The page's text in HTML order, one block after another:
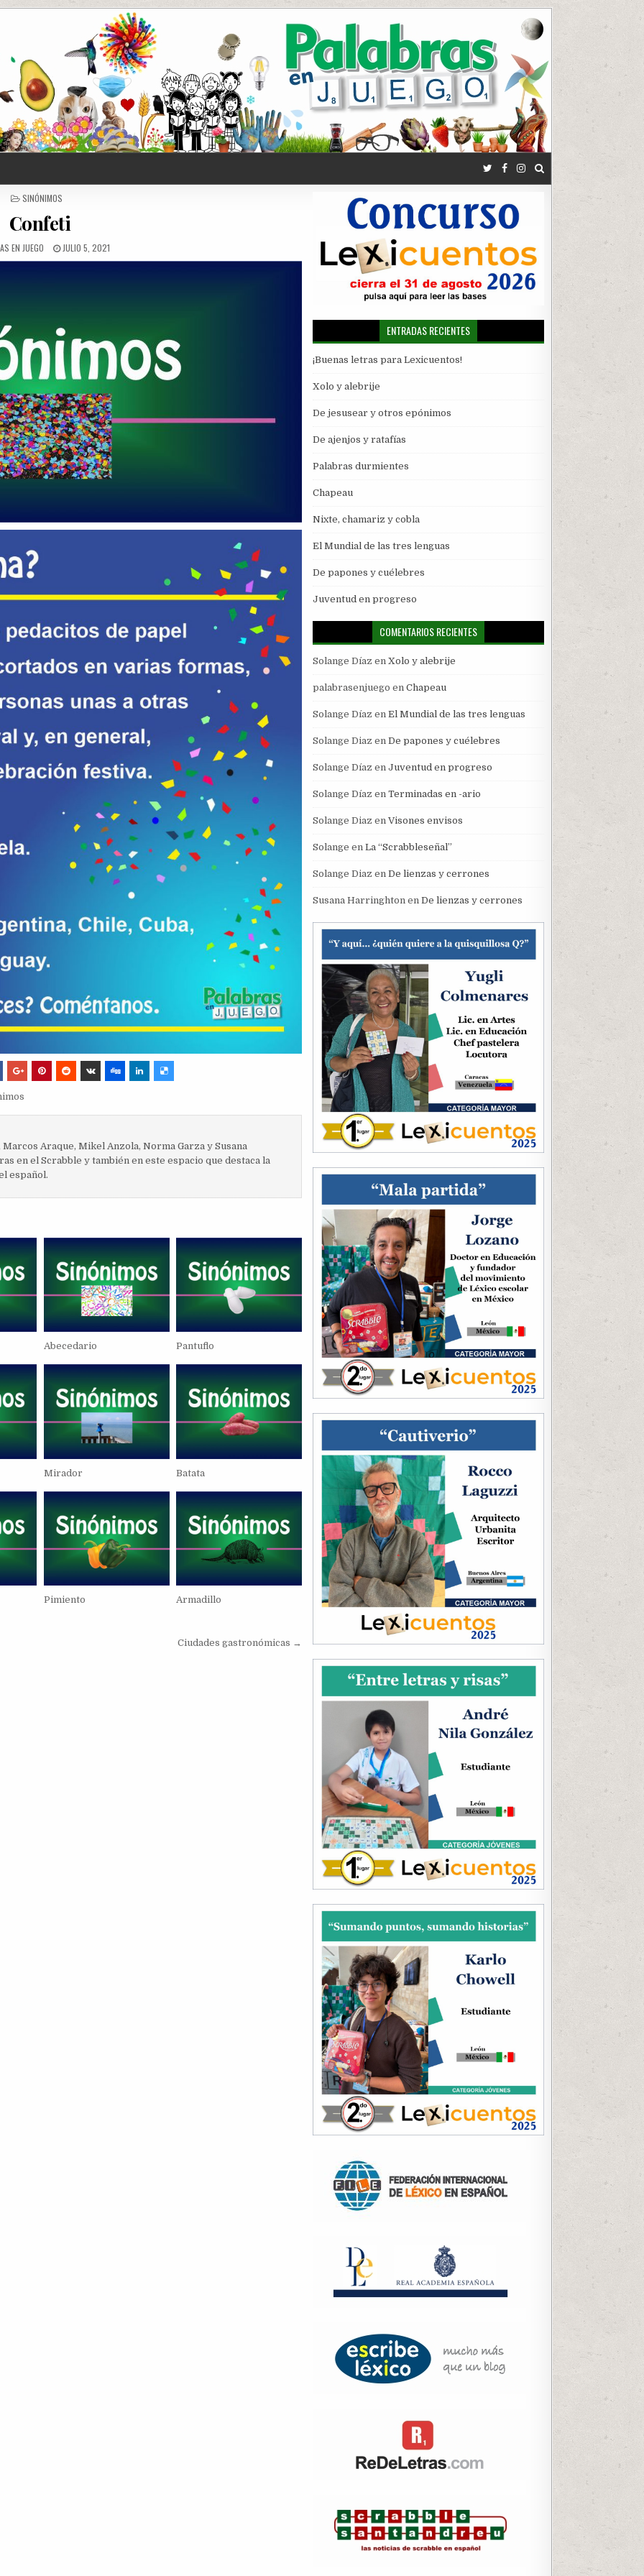
POSTED
SINÓNIMOS
Confeti
EN JUEGO JULIO 5, 2021
Araque, Mikel Anzola, Norma Garza y Susana
en el Scrabble y también en este espacio que destaca la
español.
Abecedario Pantuflo
Mirador Batata
Pimiento Armadillo
Ciudades gastronómicas →
ENTRADAS RECIENTES
¡Buenas letras para Lexicuentos!
Xolo y alebrije
De jesusear y otros epónimos
De ajenjos y ratafías
Palabras durmientes
Chapeau
Nixte, chamariz y cobla
El Mundial de las tres lenguas
De papones y cuélebres
Juventud en progreso
COMENTARIOS RECIENTES
Solange Díaz enXolo y alebrije
palabrasenjuego enChapeau
Solange Díaz enEl Mundial de las tres lenguas
Solange Diaz enDe papones y cuélebres
Solange Díaz enJuventud en progreso
Solange Díaz enTerminadas en -ario
Solange Diaz enVisones envisos
Solange enLa “Scrabbleseñal”
Solange Diaz enDe lienzas y cerrones
Susana Harringhton enDe lienzas y cerrones